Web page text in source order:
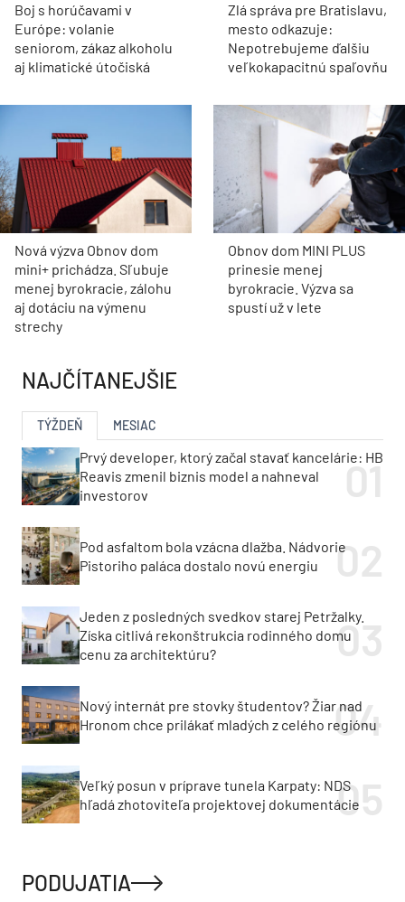
Boj s horúčavami v
Európe: volanie
seniorom, zákaz alkoholu
aj klimatické útočiská
Zlá správa pre Bratislavu,
mesto odkazuje:
Nepotrebujeme ďalšiu
veľkokapacitnú spaľovňu
Nová výzva Obnov dom
mini+ prichádza. Sľubuje
menej byrokracie, zálohu
aj dotáciu na výmenu
strechy
Obnov dom MINI PLUS
prinesie menej
byrokracie. Výzva sa
spustí už v lete
NAJČÍTANEJŠIE
TÝŽDEŇ MESIAC
Prvý developer, ktorý začal stavať kancelárie: HB
Reavis zmenil biznis model a nahneval
investorov
Pod asfaltom bola vzácna dlažba. Nádvorie
Pistoriho paláca dostalo novú energiu
Jeden z posledných svedkov starej Petržalky.
Získa citlivá rekonštrukcia rodinného domu
cenu za architektúru?
Nový internát pre stovky študentov? Žiar nad
Hronom chce prilákať mladých z celého regiónu
Veľký posun v príprave tunela Karpaty: NDS
hľadá zhotoviteľa projektovej dokumentácie
PODUJATIA